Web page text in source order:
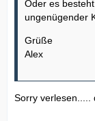
Oder es
ungenügender
Grüße
Alex
Sorry verlesen.....